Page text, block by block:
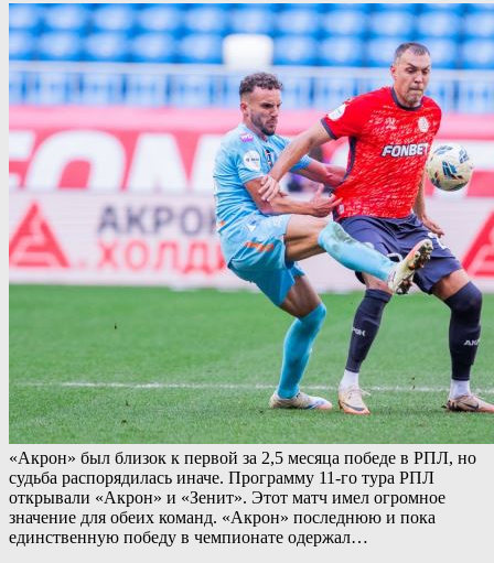
«Акрон» был близок к первой за 2,5 месяца победе в РПЛ, но
судьба распорядилась иначе. Программу 11-го тура РПЛ
открывали «Акрон» и «Зенит». Этот матч имел огромное
значение для обеих команд. «Акрон» последнюю и пока
единственную победу в чемпионате одержал…